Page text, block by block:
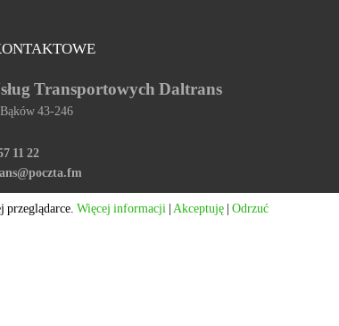
Transportowych Daltrans
43-246
11 22
przeglądarce. Więcej informacji Akceptuję Odrzuć